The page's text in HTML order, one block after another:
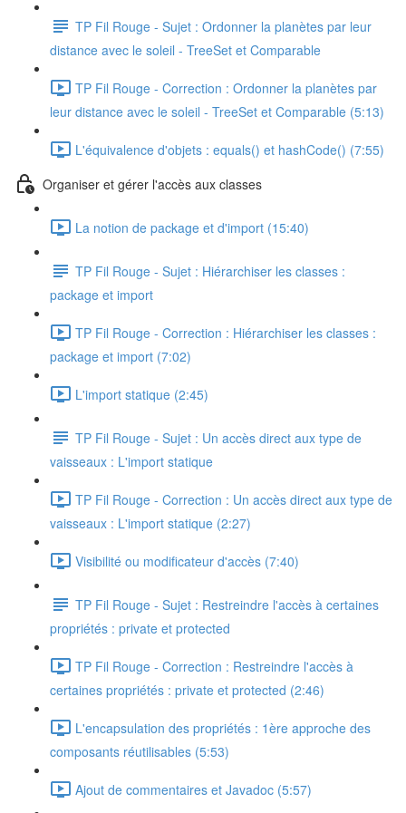
TP Fil Rouge - Sujet : Ordonner la planètes par leur
distance avec le soleil - TreeSet et Comparable
TP Fil Rouge - Correction : Ordonner la planètes par
leur distance avec le soleil - TreeSet et Comparable (5:13)
L'équivalence d'objets : equals() et hashCode() (7:55)
Organiser et gérer l'accès aux classes
La notion de package et d'import (15:40)
TP Fil Rouge - Sujet : Hiérarchiser les classes :
package et import
TP Fil Rouge - Correction : Hiérarchiser les classes :
package et import (7:02)
L'import statique (2:45)
TP Fil Rouge - Sujet : Un accès direct aux type de
vaisseaux : L'import statique
TP Fil Rouge - Correction : Un accès direct aux type de
vaisseaux : L'import statique (2:27)
Visibilité ou modificateur d'accès (7:40)
TP Fil Rouge - Sujet : Restreindre l'accès à certaines
propriétés : private et protected
TP Fil Rouge - Correction : Restreindre l'accès à
certaines propriétés : private et protected (2:46)
L'encapsulation des propriétés : 1ère approche des
composants réutilisables (5:53)
Ajout de commentaires et Javadoc (5:57)